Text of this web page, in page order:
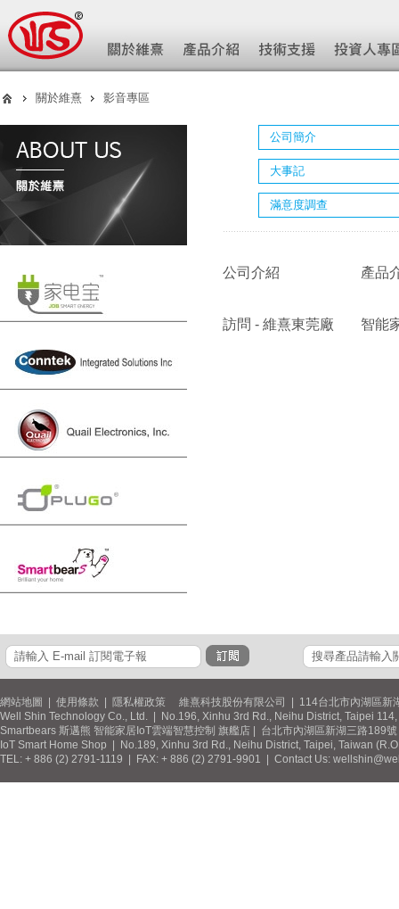
關於維熹 影音專區
公司簡介
大事記
滿意度調查
公司介紹 產品
訪問 - 維熹東莞廠 智能
網站地圖 使用條款 隱私權政策 維熹科技股份有限公司 | 114台北市內湖區新
Well Shin Technology Co., Ltd. | No.196, Xinhu 3rd Rd., Neihu District, Taipei
Smartbears 斯邁熊 智能家居IoT雲端智慧控制 旗艦店 | 台北市內湖區新湖三路189
IoT Smart Home Shop | No.189, Xinhu 3rd Rd., Neihu District, Taipei, Taiwan
TEL: + 886 (2) 2791-1119 | FAX: + 886 (2) 2791-9901 | Contact Us: